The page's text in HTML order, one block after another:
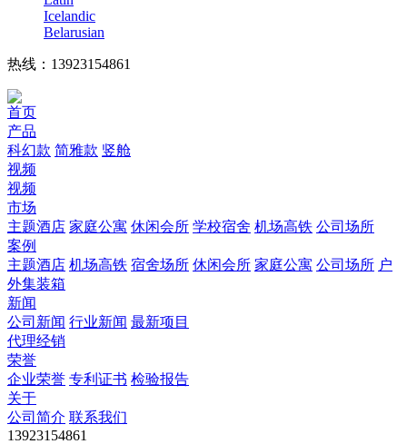
Icelandic
Belarusian
热线：13923154861
首页
产品
科幻款 简雅款 竖舱
视频
视频
市场
主题酒店 家庭公寓 休闲会所 学校宿舍 机场高铁 公司场所
案例
主题酒店 机场高铁 宿舍场所 休闲会所 家庭公寓 公司场所 户
外集装箱
新闻
公司新闻 行业新闻 最新项目
代理经销
荣誉
企业荣誉 专利证书 检验报告
关于
公司简介 联系我们
13923154861